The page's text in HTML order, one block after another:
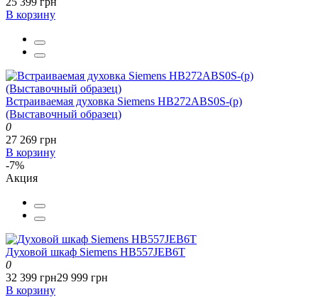
В корзину
Встраиваемая духовка Siemens HB272ABS0S-(p)
(Выставочный образец)
0
27 269 грн
В корзину
-7%
Акция
Духовой шкаф Siemens HB557JEB6T
0
32 399 грн29 999 грн
В корзину